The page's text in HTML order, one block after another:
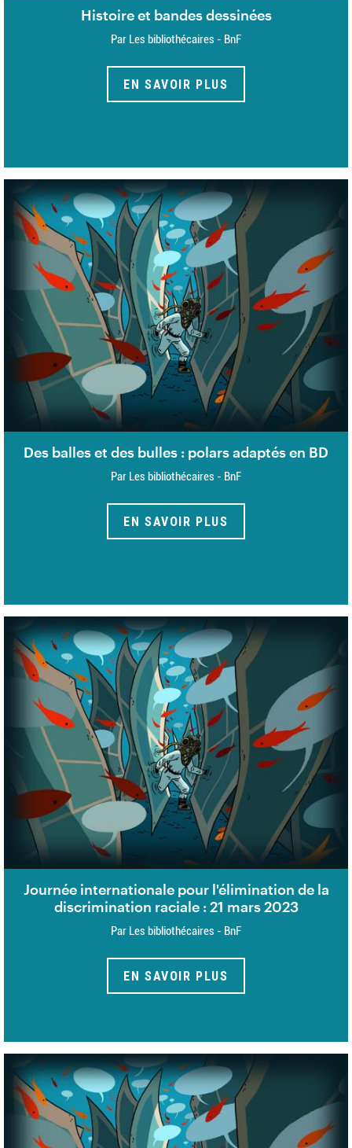
Histoire et bandes dessinées
Par Les bibliothécaires - BnF
EN SAVOIR PLUS
Des balles et des bulles : polars adaptés en BD
Par Les bibliothécaires - BnF
EN SAVOIR PLUS
Journée internationale pour l'élimination de la
discrimination raciale : 21 mars 2023
Par Les bibliothécaires - BnF
EN SAVOIR PLUS